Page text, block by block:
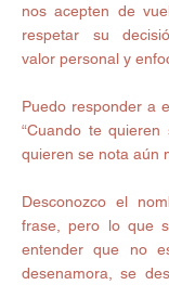
nos acepten de
respetar su
valor personal y
Puedo responder a
“Cuando te
quieren se nota aún
Desconozco el
frase, pero lo que
entender que no
desenamora, se